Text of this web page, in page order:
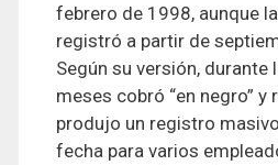
febrero de 1998, aunque
registró a partir de
Según su versión, durante
meses cobró “en negro” y
produjo un registro
fecha para varios